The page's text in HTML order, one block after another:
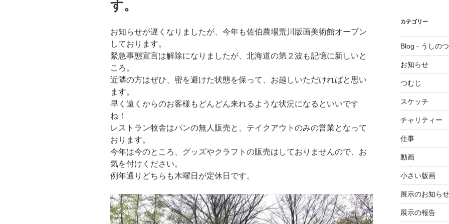
す。
お知らせが遅くなりましたが、今年も佐伯農場荒川版画美術館オープン
しております。
緊急事態宣言は解除になりましたが、北海道の第２波も記憶に新しいと
ころ。
近隣の方はぜひ、密を避けた状態を保って、お越しいただければと思い
ます。
早く遠くからのお客様もどんどん来れるような状況になるといいです
ね！
レストラン牧舎はパンの無人販売と、テイクアウトのみの営業となって
おります。
今年は今のところ、グッズやクラフトの販売はしておりませんので、お
気を付けください。
例年通りどちらも木曜日が定休日です。
カテゴリー
Blog - うしの
お知らせ
つむじ
スケッチ
チャリティー
仕事
動画
小さい版画
展示のお知らせ
展示の報告